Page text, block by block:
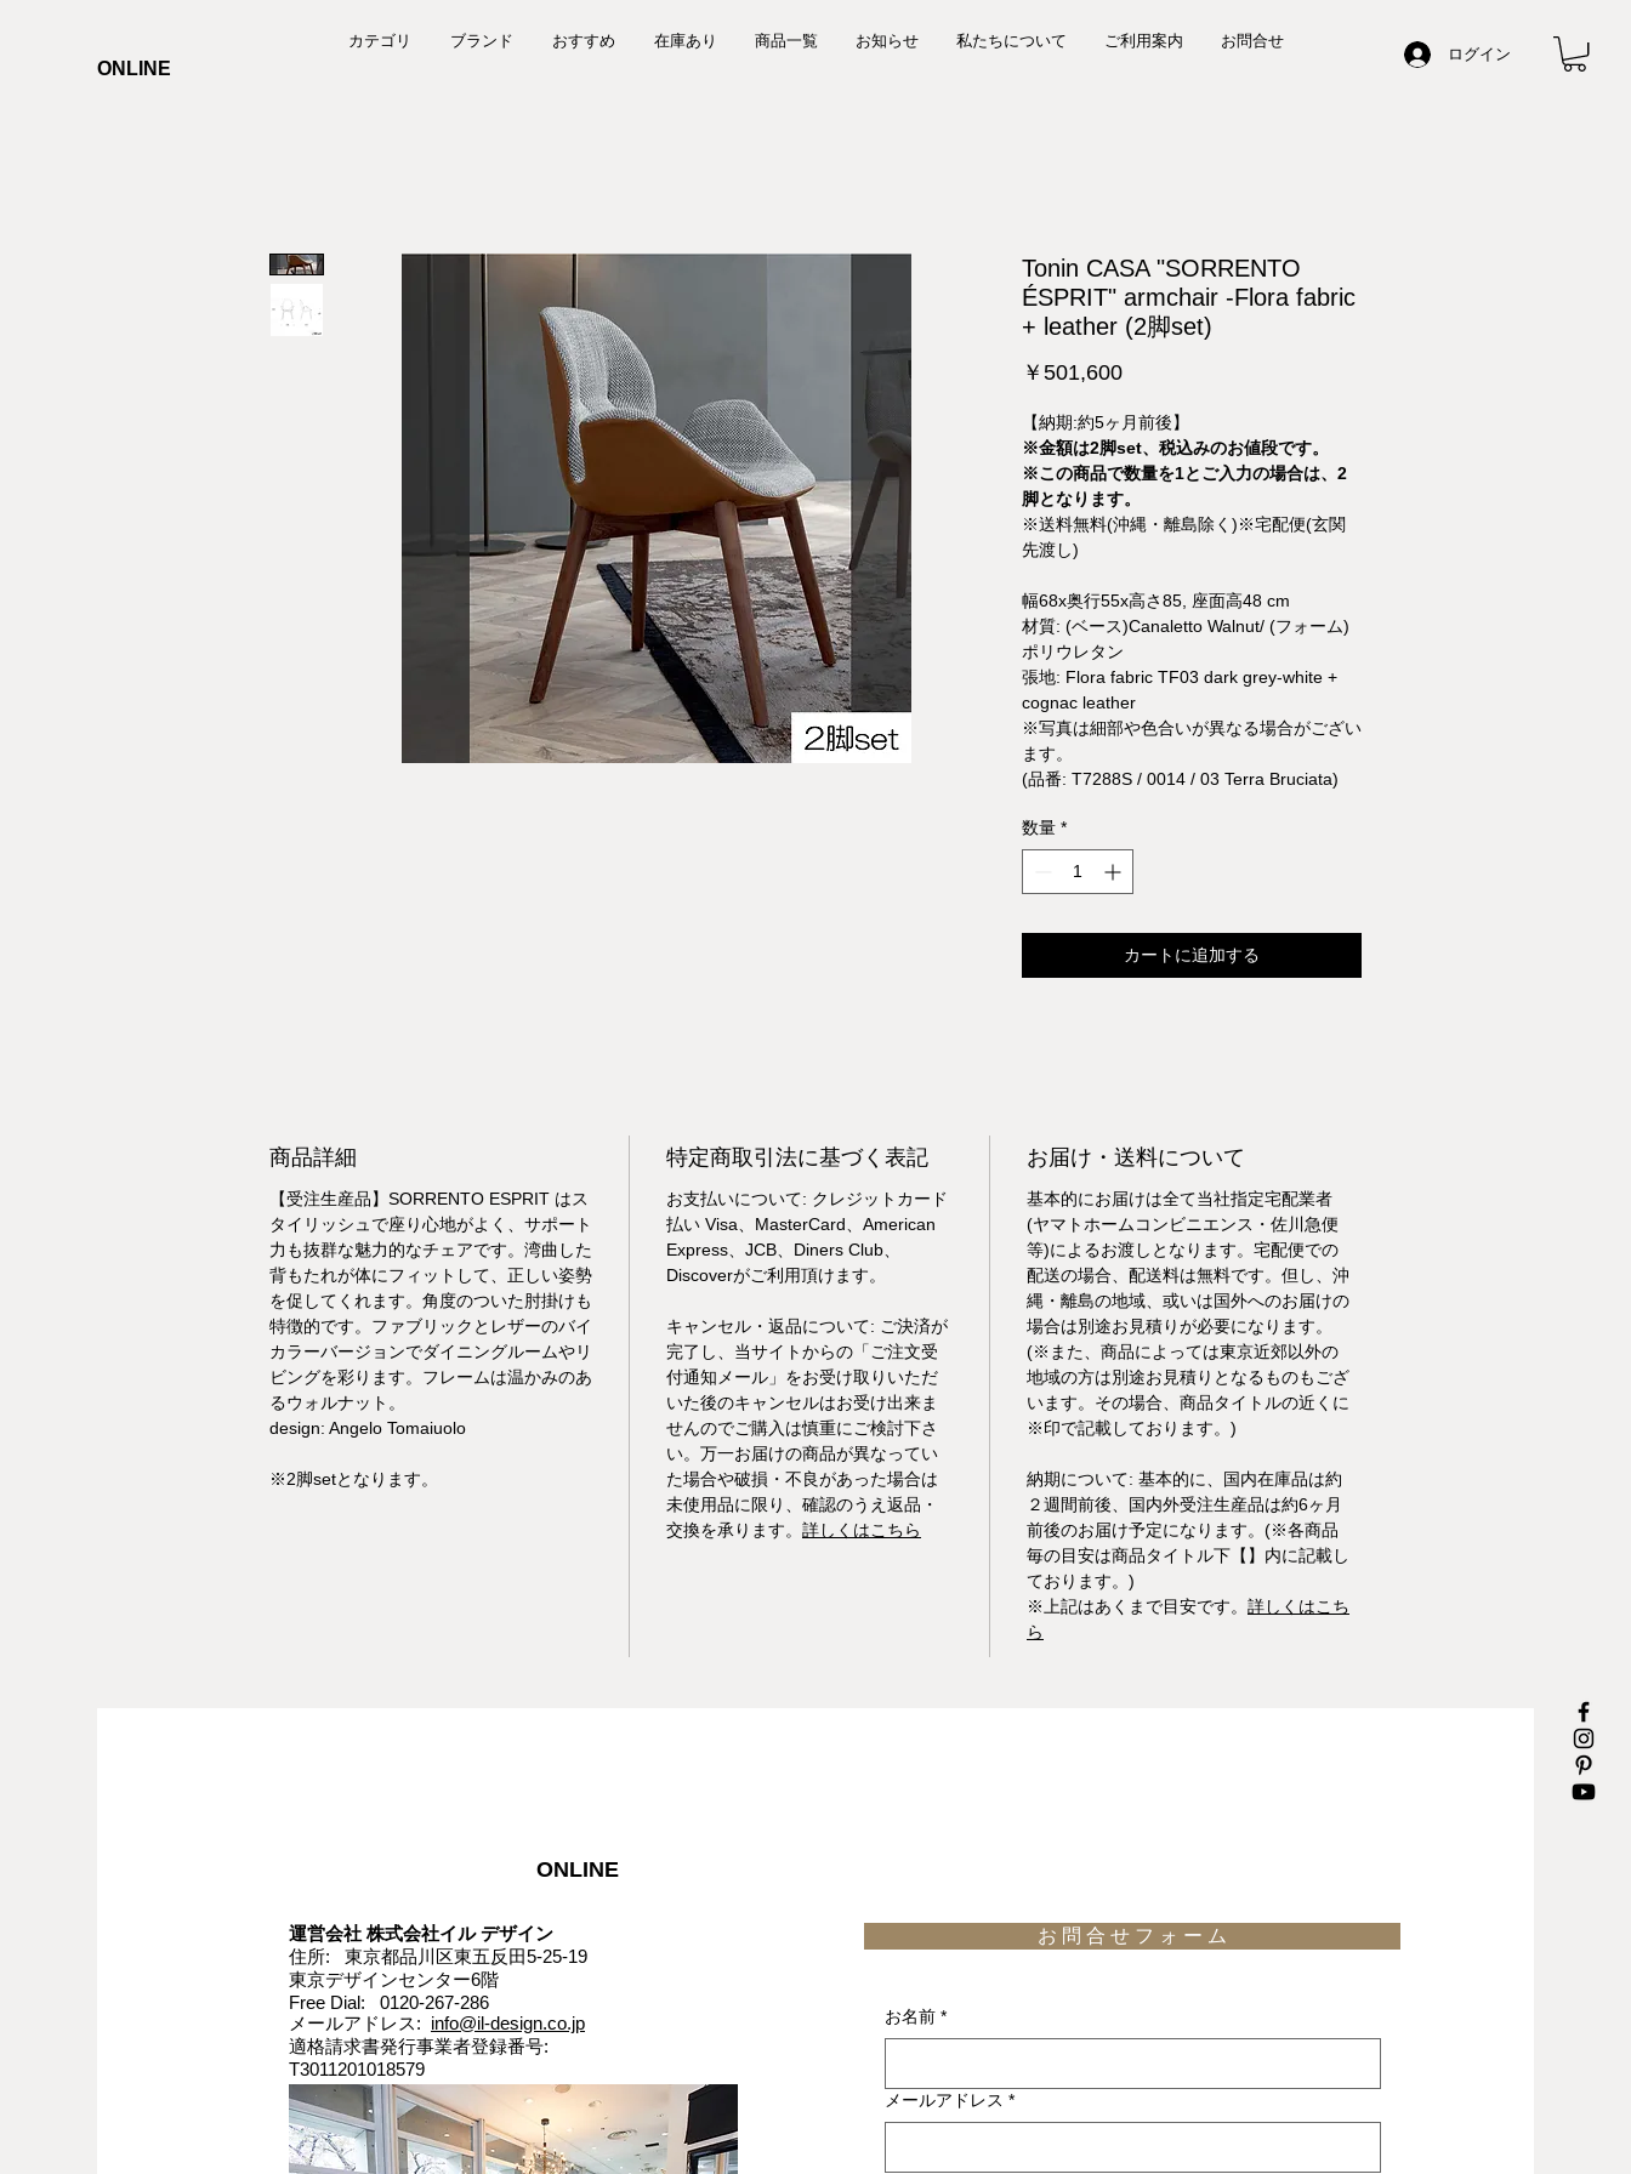
ONLINE
ログイン
カテゴリ ブランド おすすめ 在庫あり 商品一覧 お知らせ 私たちについて ご利用案内 お問合せ
Tonin CASA "SORRENTO
ÉSPRIT" armchair -Flora fabric
+ leather (2脚set)
￥501,600価
【納期:約5ヶ月前後】
※金額は2脚set、税込みのお値段です。
※この商品で数量を1とご入力の場合は、2
脚となります。
※送料無料(沖縄・離島除く)※宅配便(玄関
先渡し)
幅68x奥行55x高さ85, 座面高48 cm
材質: (ベース)Canaletto Walnut/ (フォーム)
ポリウレタン
張地: Flora fabric TF03 dark grey-white +
cognac leather
※写真は細部や色合いが異なる場合がござい
ます。
(品番: T7288S / 0014 / 03 Terra Bruciata)
数量 *
カートに追加する
商品詳細
【受注生産品】SORRENTO ESPRIT はス
タイリッシュで座り心地がよく、サポート
力も抜群な魅力的なチェアです。湾曲した
背もたれが体にフィットして、正しい姿勢
を促してくれます。角度のついた肘掛けも
特徴的です。ファブリックとレザーのバイ
カラーバージョンでダイニングルームやリ
ビングを彩ります。フレームは温かみのあ
るウォルナット。
design: Angelo Tomaiuolo
※2脚setとなります。
特定商取引法に基づく表記
お支払いについて: クレジットカード
払い Visa、MasterCard、American
Express、JCB、Diners Club、
Discoverがご利用頂けます。
キャンセル・返品について: ご決済が
完了し、当サイトからの「ご注文受
付通知メール」をお受け取りいただ
いた後のキャンセルはお受け出来ま
せんのでご購入は慎重にご検討下さ
い。万一お届けの商品が異なってい
た場合や破損・不良があった場合は
未使用品に限り、確認のうえ返品・
交換を承ります。 詳しくはこちら
お届け・送料について
基本的にお届けは全て当社指定宅配業者
(ヤマトホームコンビニエンス・佐川急便
等)によるお渡しとなります。宅配便での
配送の場合、配送料は無料です。但し、沖
縄・離島の地域、或いは国外へのお届けの
場合は別途お見積りが必要になります。
(※また、商品によっては東京近郊以外の
地域の方は別途お見積りとなるものもござ
います。その場合、商品タイトルの近くに
※印で記載しております。)
納期について: 基本的に、国内在庫品は約
２週間前後、国内外受注生産品は約6ヶ月
前後のお届け予定になります。(※各商品
毎の目安は商品タイトル下【】内に記載し
ております。)
※上記はあくまで目安です。 詳しくはこち
ら
ONLINE
運営会社 株式会社イル デザイン​
住所: 東京都品川区東五反田5-25-19
東京デザインセンター6階
Free Dial: 0120-267-286
メールアドレス: info@il-design.co.jp
適格請求書発行事業者登録番号:
T3011201018579
お 問 合 せ フ ォ ー ム
お名前 *
メールアドレス *